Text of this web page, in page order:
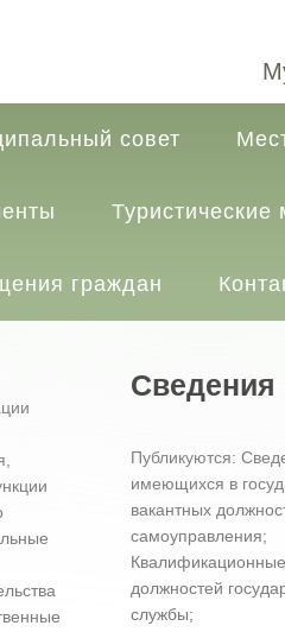
совет
граждан
Сведения
Публикуются:
имеющихся в
вакантных
самоуправления;
должностей
службы;